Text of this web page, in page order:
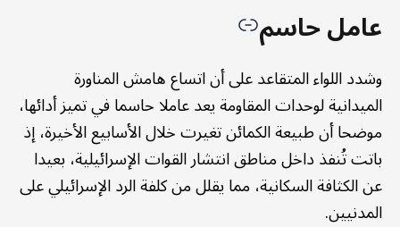
عامل حاسم
وشدد اللواء المتقاعد على أن اتساع هامش المناورة
الميدانية لوحدات المقاومة يعد عاملا حاسما في تميز أدائها،
موضحا أن طبيعة الكمائن تغيرت خلال الأسابيع الأخيرة، إذ
باتت تُنفذ داخل مناطق انتشار القوات الإسرائيلية، بعيدا
عن الكثافة السكانية، مما يقلل من كلفة الرد الإسرائيلي على
المدنيين.